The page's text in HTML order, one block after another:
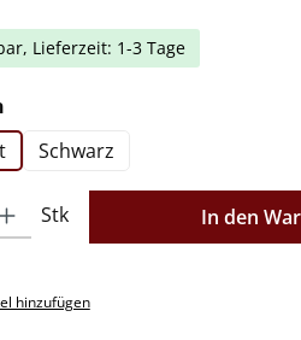
Lieferzeit: 1-3 Tage
auswählen
Schwarz
Gib den gewünschten Wert ein
Stk In den
hinzufügen